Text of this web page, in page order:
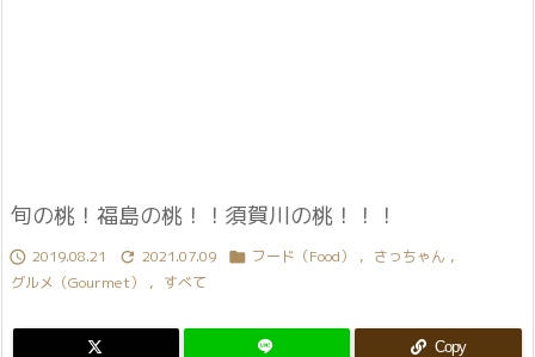
旬の桃！福島の桃！！須賀川の桃！！！
 2019.08.21  2021.07.09  フード（Food） , さっちゃん ,
グルメ（Gourmet）
, すべて
Copy